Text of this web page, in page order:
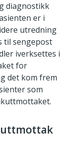
diagnostikk
er i
utredning
til sengepost
iverksettes i
for
det kom frem
som